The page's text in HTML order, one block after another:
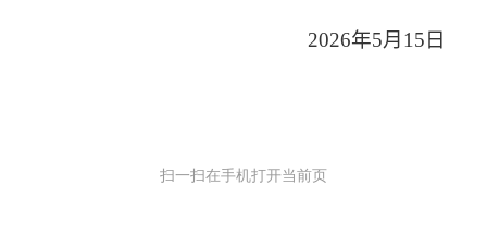
2026年5月 15日
扫一扫在手机打开当前页